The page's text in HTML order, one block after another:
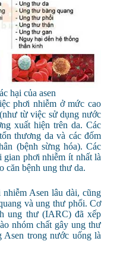
hại của asen
phơi nhiễm ở mức cao
từ việc sử dụng nước
xuất hiện trên da. Các
thương da và các đốm
(bệnh sừng hóa). Các
gian phơi nhiễm ít nhất là
căn bệnh ung thư da.
Asen lâu dài, cũng
và ung thư phổi. Cơ
ung thư (IARC) đã xếp
nhóm chất gây ung thư
Asen trong nước uống là